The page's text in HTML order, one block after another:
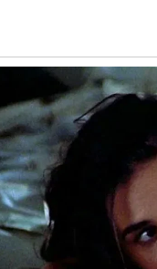
mahkamah.
Menurutnya, tiada
pakar psikologi
dalam keadaan
oleh ibu sendiri.